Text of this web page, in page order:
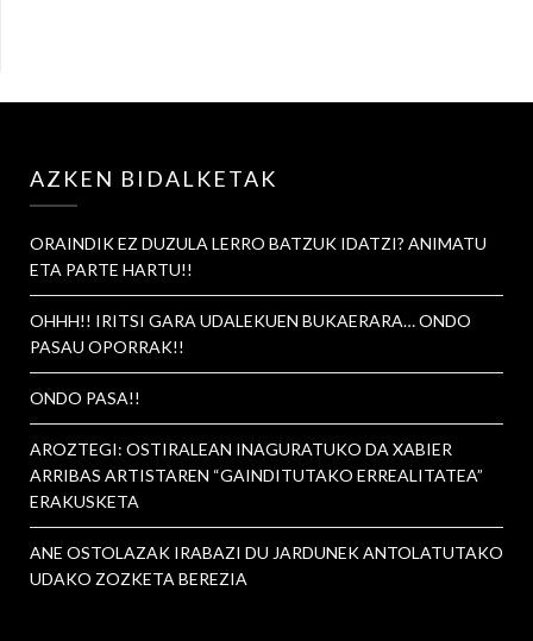
AZKEN BIDALKETAK
ORAINDIK EZ DUZULA LERRO BATZUK IDATZI? ANIMATU
ETA PARTE HARTU!!
OHHH!! IRITSI GARA UDALEKUEN BUKAERARA… ONDO
PASAU OPORRAK!!
ONDO PASA!!
AROZTEGI: OSTIRALEAN INAGURATUKO DA XABIER
ARRIBAS ARTISTAREN “GAINDITUTAKO ERREALITATEA”
ERAKUSKETA
ANE OSTOLAZAK IRABAZI DU JARDUNEK ANTOLATUTAKO
UDAKO ZOZKETA BEREZIA